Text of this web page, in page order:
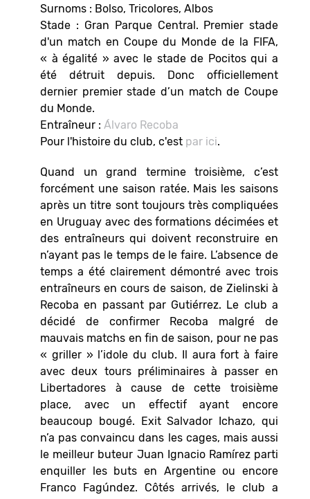
Surnoms : Bolso, Tricolores, Albos
Stade : Gran Parque Central. Premier stade
d'un match en Coupe du Monde de la FIFA,
« à égalité » avec le stade de Pocitos qui a
été détruit depuis. Donc officiellement
dernier premier stade d’un match de Coupe
du Monde.
Entraîneur : Álvaro Recoba
Pour l'histoire du club, c'est par ici.
Quand un grand termine troisième, c’est
forcément une saison ratée. Mais les saisons
après un titre sont toujours très compliquées
en Uruguay avec des formations décimées et
des entraîneurs qui doivent reconstruire en
n’ayant pas le temps de le faire. L’absence de
temps a été clairement démontré avec trois
entraîneurs en cours de saison, de Zielinski à
Recoba en passant par Gutiérrez. Le club a
décidé de confirmer Recoba malgré de
mauvais matchs en fin de saison, pour ne pas
« griller » l’idole du club. Il aura fort à faire
avec deux tours préliminaires à passer en
Libertadores à cause de cette troisième
place, avec un effectif ayant encore
beaucoup bougé. Exit Salvador Ichazo, qui
n’a pas convaincu dans les cages, mais aussi
le meilleur buteur Juan Ignacio Ramírez parti
enquiller les buts en Argentine ou encore
Franco Fagúndez. Côtés arrivés, le club a